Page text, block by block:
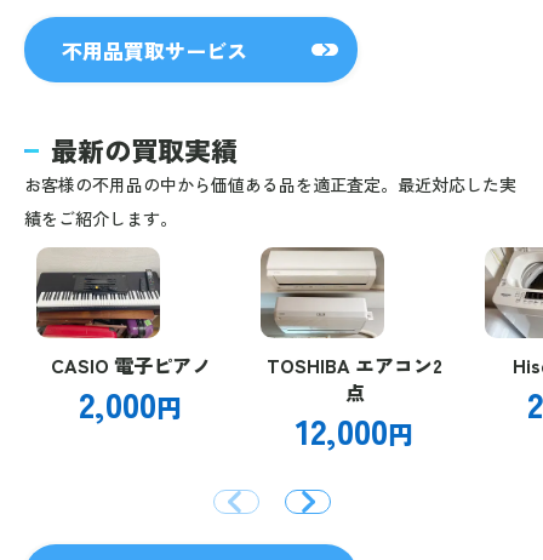
不用品買取サービス
最新の買取実績
お客様の不用品の中から価値ある品を適正査定。最近対応した実
績をご紹介します。
CASIO 電子ピアノ
2,000円
TOSHIBA エアコン2
点
12,000円